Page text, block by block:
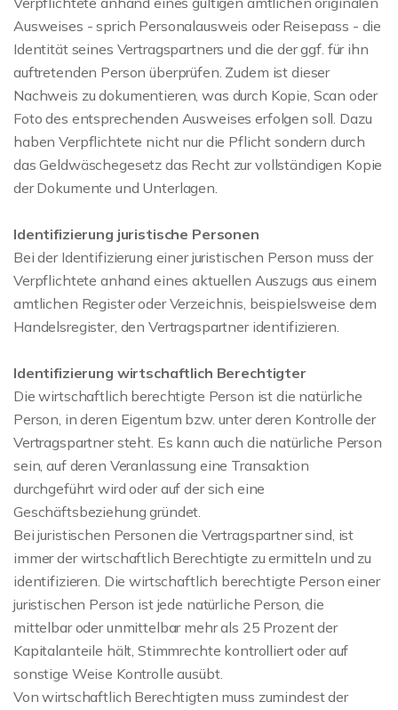
Ausweises - sprich Personalausweis oder Reisepass - die
Identität seines Vertragspartners und die der ggf. für ihn
auftretenden Person überprüfen. Zudem ist dieser
Nachweis zu dokumentieren, was durch Kopie, Scan oder
Foto des entsprechenden Ausweises erfolgen soll. Dazu
haben Verpflichtete nicht nur die Pflicht sondern durch
das Geldwäschegesetz das Recht zur vollständigen Kopie
der Dokumente und Unterlagen.
Identifizierung juristische Personen
Bei der Identifizierung einer juristischen Person muss der
Verpflichtete anhand eines aktuellen Auszugs aus einem
amtlichen Register oder Verzeichnis, beispielsweise dem
Handelsregister, den Vertragspartner identifizieren.
Identifizierung wirtschaftlich Berechtigter
Die wirtschaftlich berechtigte Person ist die natürliche
Person, in deren Eigentum bzw. unter deren Kontrolle der
Vertragspartner steht. Es kann auch die natürliche Person
sein, auf deren Veranlassung eine Transaktion
durchgeführt wird oder auf der sich eine
Geschäftsbeziehung gründet.
Bei juristischen Personen die Vertragspartner sind, ist
immer der wirtschaftlich Berechtigte zu ermitteln und zu
identifizieren. Die wirtschaftlich berechtigte Person einer
juristischen Person ist jede natürliche Person, die
mittelbar oder unmittelbar mehr als 25 Prozent der
Kapitalanteile hält, Stimmrechte kontrolliert oder auf
sonstige Weise Kontrolle ausübt.
Von wirtschaftlich Berechtigten muss zumindest der